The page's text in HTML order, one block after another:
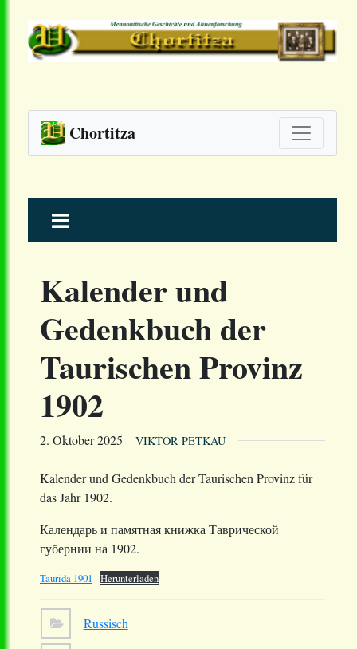
Chortitza
to
Kalender und
Gedenkbuch der
Taurischen Provinz
1902
2. Oktober 2025 VIKTOR PETKAU
Kalender und Gedenkbuch der Taurischen Provinz für
das Jahr 1902.
Календарь и памятная книжка Таврической
губернии на 1902.
Taurida 1901 Herunterladen
Russisch